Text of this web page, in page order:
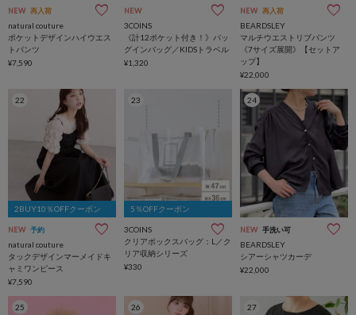
NEW 再入荷
natural couture
ポケットデザインハイウエス
トパンツ
¥7,590
NEW
3COINS
《計12ポケット付き！》バッ
グインバッグ／KIDSトラベル
¥1,320
NEW 再入荷
BEARDSLEY
マルチウエストリブパンツ
《7サイズ展開》【セットア
ップ】
¥22,000
22
2BUY10％OFFクーポン
NEW 予約
natural couture
タックデザインマーメイドキ
ャミワンピース
¥7,590
23
5％OFFクーポン
3COINS
クリアボックスバッグ：L／ク
リア収納シリーズ
¥330
24
NEW 手洗い可
BEARDSLEY
シアーシャツカーデ
¥22,000
25 26 27